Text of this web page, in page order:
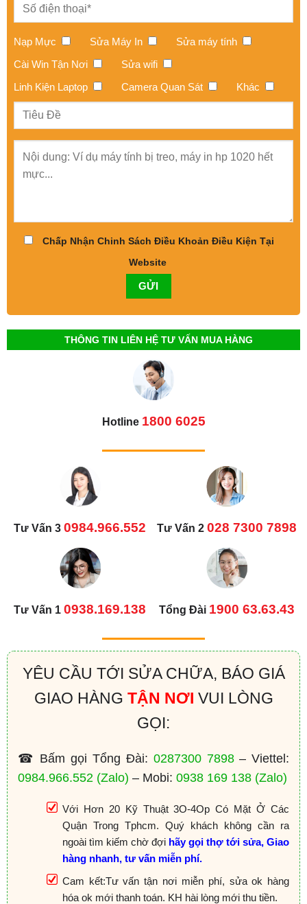
Nạp Mực Sửa Máy In
Sửa máy tính
Cài Win Tận Nơi
Sửa wifi
Linh Kiện Laptop
Camera Quan Sát Khác
Chấp Nhận Chinh Sách Điều Khoản Điều Kiện Tại
Website
THÔNG TIN LIÊN HỆ TƯ VẤN MUA HÀNG
Hotline 1800 6025
Tư Vấn 3 0984.966.552 Tư Vấn 2 028 7300 7898
Tư Vấn 1 0938.169.138 Tổng Đài 1900 63.63.43
YÊU CẦU TỚI SỬA CHỮA, BÁO GIÁ
GIAO HÀNG TẬN NƠI VUI LÒNG
GỌI:
☎ Bấm gọi Tổng Đài: 0287300 7898– Viettel:
0984.966.552 (Zalo) – Mobi: 0938 169 138 (Zalo)
Với Hơn 20 Kỹ Thuật 3O-4Op Có Mặt Ở Các
Quận Trong Tphcm. Quý khách không cần ra
ngoài tìm kiếm chờ đợi hãy gọi thợ tới sửa, Giao
hàng nhanh, tư vấn miễn phí.
Cam kết:Tư vấn tận nơi miễn phí, sửa ok hàng
hóa ok mới thanh toán. KH hài lòng mới thu tiền.